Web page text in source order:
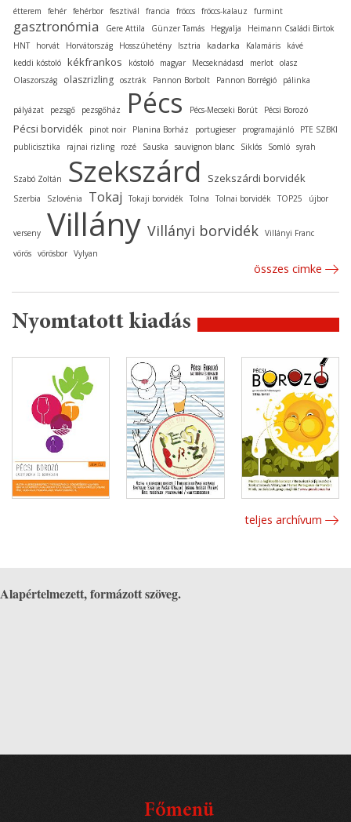
étterem
fehér fehérbor fesztivál francia fröccs fröccs-kalauz furmint
gasztronómia Gere Attila Günzer Tamás Hegyalja
Heimann Családi Birtok
HNT
horvát Horvátország Hosszúhetény Isztria kadarka Kalamáris
kávé
keddi kóstoló kékfrankos kóstoló magyar Mecseknádasd merlot olasz
Olaszország
olaszrizling osztrák Pannon Borbolt Pannon Borrégió pálinka
pályázat pezsgő pezsgőház Pécs Pécs-Mecseki Borút Pécsi Borozó
Pécsi borvidék pinot noir Planina Borház portugieser programajánló
PTE SZBKI
publicisztika
rajnai rizling rozé Sauska sauvignon blanc Siklós Somló syrah
Szabó Zoltán Szekszárd Szekszárdi borvidék
Szerbia Szlovénia Tokaj Tokaji borvidék Tolna Tolnai borvidék TOP25 újbor
verseny Villány Villányi borvidék Villányi Franc
vörös vörösbor Vylyan
összes cimke
Nyomtatott kiadás
teljes archívum
Alapértelmezett, formázott szöveg.
Főmenü